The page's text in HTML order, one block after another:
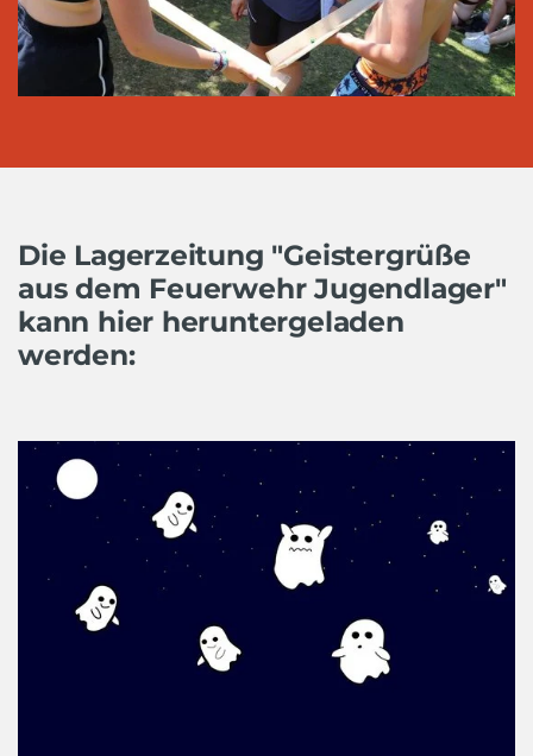
Die Lagerzeitung "Geistergrüße
aus dem Feuerwehr Jugendlager"
kann hier heruntergeladen
werden: